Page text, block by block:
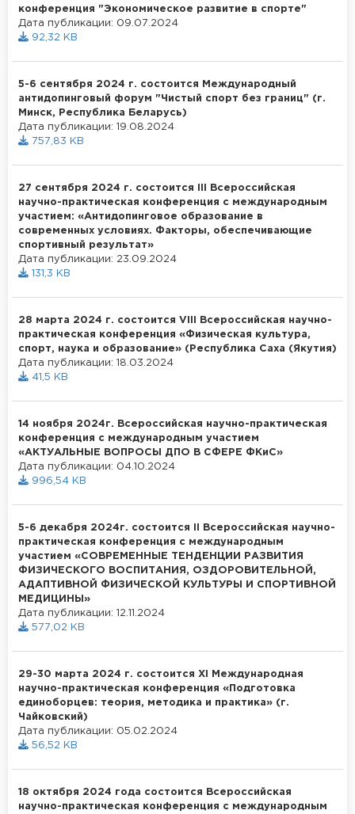
конференция "Экономическое развитие в спорте"
Дата публикации: 09.07.2024
92,32 KB
5-6 сентября 2024 г. состоится Международный
антидопинговый форум "Чистый спорт без границ" (г.
Минск, Республика Беларусь)
Дата публикации: 19.08.2024
757,83 KB
27 сентября 2024 г. состоится III Всероссийская
научно-практическая конференция с международным
участием: «Антидопинговое образование в
современных условиях. Факторы, обеспечивающие
спортивный результат»
Дата публикации: 23.09.2024
131,3 KB
28 марта 2024 г. состоится VIII Всероссийская научно-
практическая конференция «Физическая культура,
спорт, наука и образование» (Республика Саха (Якутия)
Дата публикации: 18.03.2024
41,5 KB
14 ноября 2024г. Всероссийская научно-практическая
конференция с международным участием
«АКТУАЛЬНЫЕ ВОПРОСЫ ДПО В СФЕРЕ ФКиС»
Дата публикации: 04.10.2024
996,54 KB
5-6 декабря 2024г. состоится II Всероссийская научно-
практическая конференция с международным
участием «СОВРЕМЕННЫЕ ТЕНДЕНЦИИ РАЗВИТИЯ
ФИЗИЧЕСКОГО ВОСПИТАНИЯ, ОЗДОРОВИТЕЛЬНОЙ,
АДАПТИВНОЙ ФИЗИЧЕСКОЙ КУЛЬТУРЫ И СПОРТИВНОЙ
МЕДИЦИНЫ»
Дата публикации: 12.11.2024
577,02 KB
29-30 марта 2024 г. состоится XI Международная
научно-практическая конференция «Подготовка
единоборцев: теория, методика и практика» (г.
Чайковский)
Дата публикации: 05.02.2024
56,52 KB
18 октября 2024 года состоится Всероссийская
научно-практическая конференция с международным